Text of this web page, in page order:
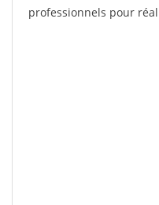
professionnels pour